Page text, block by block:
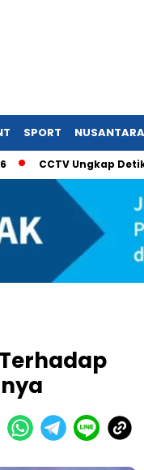
SPORT NUSANTARA
Ungkap Detik-Detik